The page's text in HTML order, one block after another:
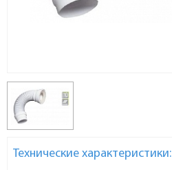
Технические характеристики: